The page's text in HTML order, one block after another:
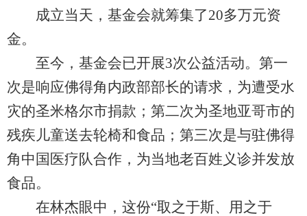
成立当天，基金会就筹集了20多万元资
金。
至今，基金会已开展3次公益活动。第一
次是响应佛得角内政部部长的请求，为遭受水
灾的圣米格尔市捐款；第二次为圣地亚哥市的
残疾儿童送去轮椅和食品；第三次是与驻佛得
角中国医疗队合作，为当地老百姓义诊并发放
食品。
在林杰眼中，这份“取之于斯、用之于